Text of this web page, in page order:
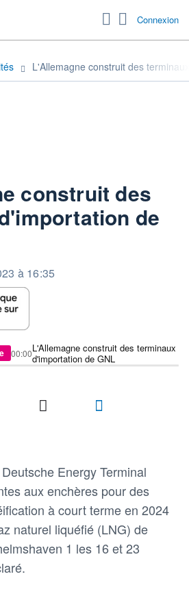
Connexion
L'Allemagne construit des
construit des
de
à 16:35
L'Allemagne construit des terminaux
d'importation de GNL
00:00
Energy Terminal
aux enchères pour des
à court terme en 2024
naturel liquéfié (LNG) de
1 les 16 et 23